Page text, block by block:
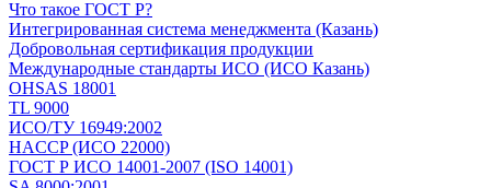
Что такое ГОСТ Р?
Интегрированная система менеджмента (Казань)
Добровольная сертификация продукции
Международные стандарты ИСО (ИСО Казань)
OHSAS 18001
TL 9000
ИСО/ТУ 16949:2002
HACCP (ИСО 22000)
ГОСТ Р ИСО 14001-2007 (ISO 14001)